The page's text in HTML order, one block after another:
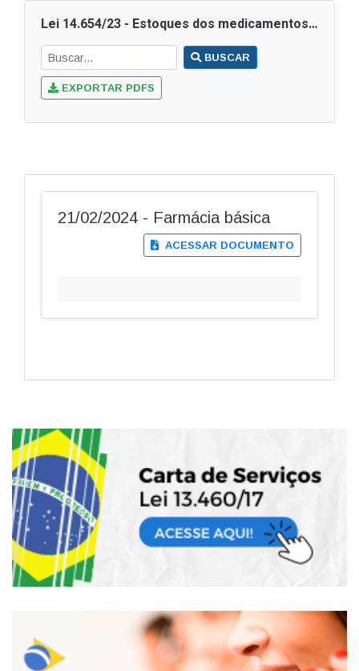
Lei 14.654/23 - Estoques dos medicamentos das farmácias que compõem o Sistema Único de Saúde (SUS)
BUSCAR
EXPORTAR PDFS
21/02/2024 - Farmácia básica
ACESSAR DOCUMENTO